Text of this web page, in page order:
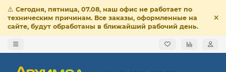
⚠️ Сегодня, пятница, 07.08, наш офис не работает по
техническим причинам. Все заказы, оформленные на
сайте, будут обработаны в ближайший рабочий день.